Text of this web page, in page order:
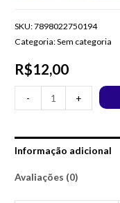
SKU:7898022750194
Categoria:Sem categoria
R$12,00
- +
Informação adicional
Avaliações (0)